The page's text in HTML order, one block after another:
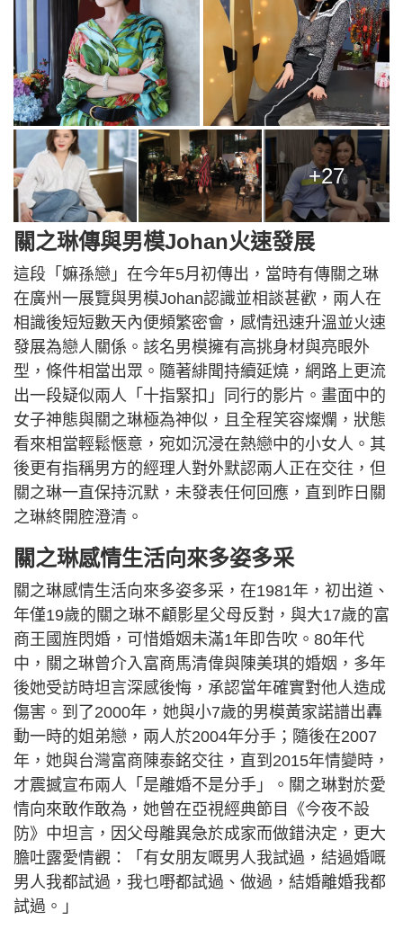
+27
關之琳傳與男模Johan火速發展
這段「嫲孫戀」在今年5月初傳出，當時有傳關之琳
在廣州一展覽與男模Johan認識並相談甚歡，兩人在
相識後短短數天內便頻繁密會，感情迅速升溫並火速
發展為戀人關係。該名男模擁有高挑身材與亮眼外
型，條件相當出眾。隨著緋聞持續延燒，網路上更流
出一段疑似兩人「十指緊扣」同行的影片。畫面中的
女子神態與關之琳極為神似，且全程笑容燦爛，狀態
看來相當輕鬆愜意，宛如沉浸在熱戀中的小女人。其
後更有指稱男方的經理人對外默認兩人正在交往，但
關之琳一直保持沉默，未發表任何回應，直到昨日關
之琳終開腔澄清。
關之琳感情生活向來多姿多采
關之琳感情生活向來多姿多采，在1981年，初出道、
年僅19歲的關之琳不顧影星父母反對，與大17歲的富
商王國旌閃婚，可惜婚姻未滿1年即告吹。80年代
中，關之琳曾介入富商馬清偉與陳美琪的婚姻，多年
後她受訪時坦言深感後悔，承認當年確實對他人造成
傷害。到了2000年，她與小7歲的男模黃家諾譜出轟
動一時的姐弟戀，兩人於2004年分手；隨後在2007
年，她與台灣富商陳泰銘交往，直到2015年情變時，
才震撼宣布兩人「是離婚不是分手」。關之琳對於愛
情向來敢作敢為，她曾在亞視經典節目《今夜不設
防》中坦言，因父母離異急於成家而做錯決定，更大
膽吐露愛情觀：「有女朋友嘅男人我試過，結過婚嘅
男人我都試過，我乜嘢都試過、做過，結婚離婚我都
試過。」